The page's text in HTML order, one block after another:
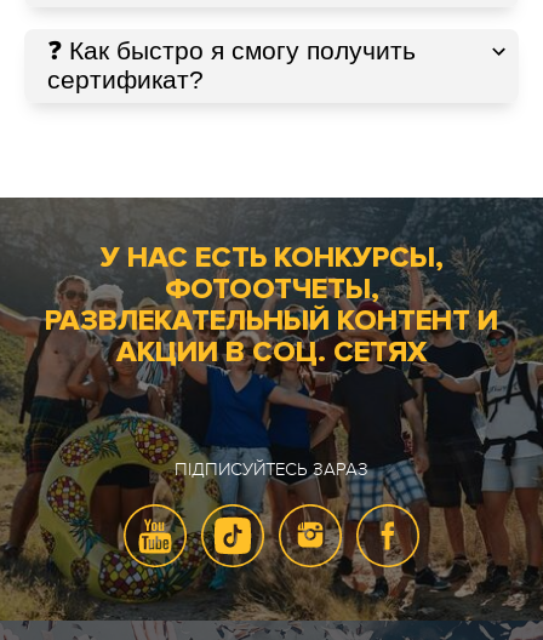
❓ Как быстро я смогу получить
сертификат?
У НАС ЕСТЬ КОНКУРСЫ,
ФОТООТЧЕТЫ,
РАЗВЛЕКАТЕЛЬНЫЙ КОНТЕНТ И
АКЦИИ В СОЦ. СЕТЯХ
ПІДПИСУЙТЕСЬ ЗАРАЗ